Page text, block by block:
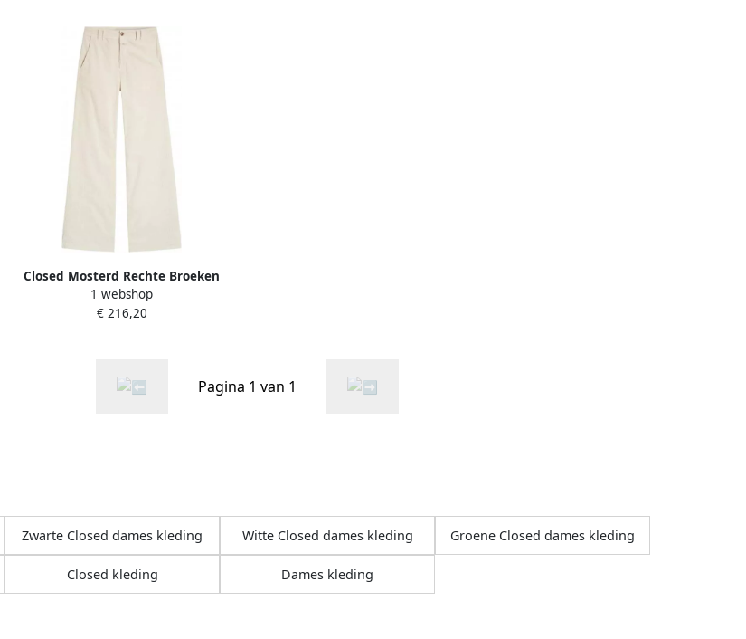
Closed Mosterd Rechte Broeken
Beige Dames
1 webshop
€ 216,20
Pagina 1 van 1
Zwarte Closed dames kleding Witte Closed dames kleding Groene Closed dames kleding
Closed kleding Dames kleding